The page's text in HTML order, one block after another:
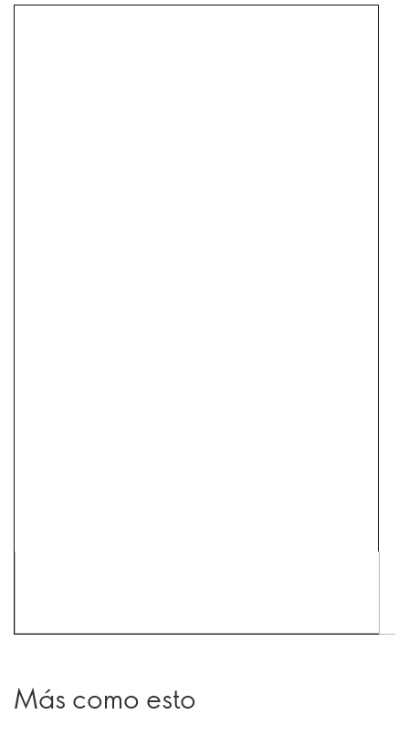
Más como esto